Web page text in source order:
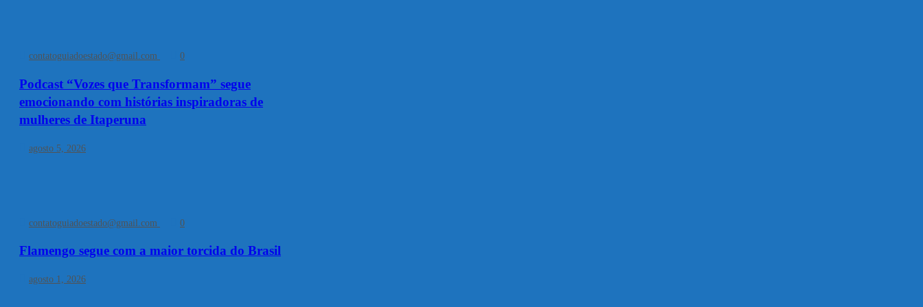
contatoguiadoestado@gmail.com 0
Podcast “Vozes que Transformam” segue
emocionando com histórias inspiradoras de
mulheres de Itaperuna
agosto 5, 2026
contatoguiadoestado@gmail.com 0
Flamengo segue com a maior torcida do Brasil
agosto 1, 2026